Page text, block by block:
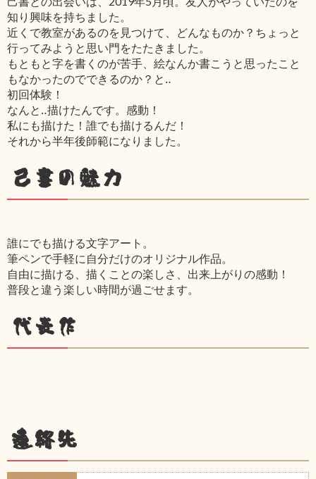
知り興味を持ちました。
近くで教室があるのを見つけて、どんなものか？ちょっと
行ってみようと思い門をたたきました。
もともと字を書くのが苦手、絵なんか書こうと思ったこと
もなかったのでできるのか？と‥
初回体験！
なんと‥描けたんです。感動！
私にも描けた！誰でも描けるんだ！
それから半年後師範になりました。
己書の魅力
誰にでも描ける文字アート。
筆ペンで手軽に自分だけのオリジナル作品。
自由に描ける、描くことの楽しさ、出来上がりの感動！
普段と違う楽しい時間が過ごせます。
代表作
連絡先